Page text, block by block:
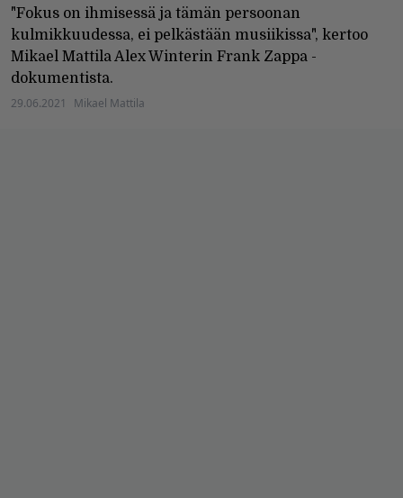
"Fokus on ihmisessä ja tämän persoonan
kulmikkuudessa, ei pelkästään musiikissa", kertoo
Mikael Mattila Alex Winterin Frank Zappa -
dokumentista.
29.06.2021 Mikael Mattila